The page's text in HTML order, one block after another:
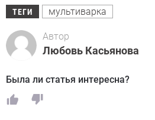
ТЕГИ мультиварка
Автор
Любовь Касьянова
Была ли статья интересна?